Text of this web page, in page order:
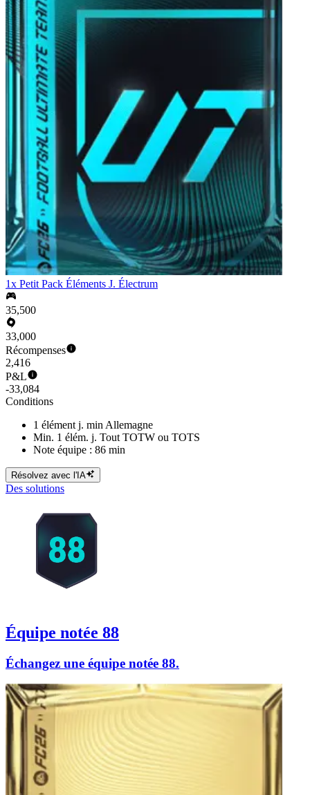
1x Petit Pack Éléments J. Électrum
35,500
33,000
Récompenses
2,416
P&L
-33,084
Conditions
1 élément j. min Allemagne
Min. 1 élém. j. Tout TOTW ou TOTS
Note équipe : 86 min
Résolvez avec l'IA
Des solutions
Équipe notée 88
Échangez une équipe notée 88.